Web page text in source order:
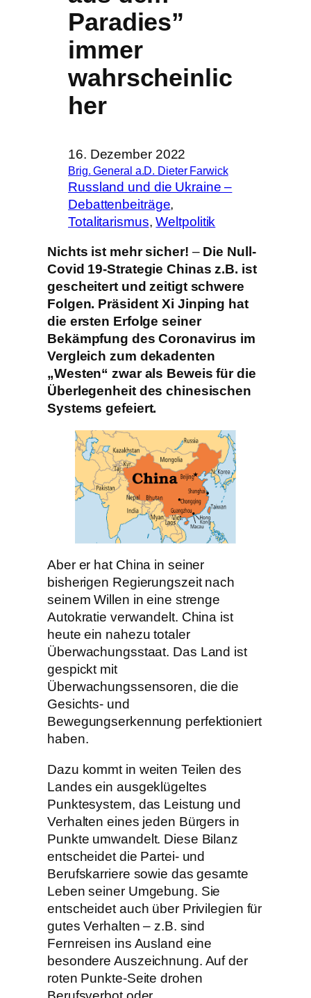
Paradies”
immer
wahrscheinlic
her
16. Dezember 2022
Brig. General a.D. Dieter Farwick
Russland und die Ukraine –
Debattenbeiträge
Totalitarismus, Weltpolitik
Nichts ist mehr sicher! – Die Null-
Covid 19-Strategie Chinas z.B. ist
gescheitert und zeitigt schwere
Folgen. Präsident Xi Jinping hat
die ersten Erfolge seiner
Bekämpfung des Coronavirus im
Vergleich zum dekadenten
„Westen“ zwar als Beweis für die
Überlegenheit des chinesischen
Systems gefeiert.
Aber er hat China in seiner
bisherigen Regierungszeit nach
seinem Willen in eine strenge
Autokratie verwandelt. China ist
heute ein nahezu totaler
Überwachungsstaat. Das Land ist
gespickt mit
Überwachungssensoren, die die
Gesichts- und
Bewegungserkennung perfektioniert
haben.
Dazu kommt in weiten Teilen des
Landes ein ausgeklügeltes
Punktesystem, das Leistung und
Verhalten eines jeden Bürgers in
Punkte umwandelt. Diese Bilanz
entscheidet die Partei- und
Berufskarriere sowie das gesamte
Leben seiner Umgebung. Sie
entscheidet auch über Privilegien für
gutes Verhalten – z.B. sind
Fernreisen ins Ausland eine
besondere Auszeichnung. Auf der
roten Punkte-Seite drohen